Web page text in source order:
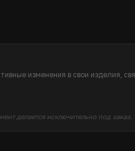
изменения в свои изделия,
делается исключительно под заказ.